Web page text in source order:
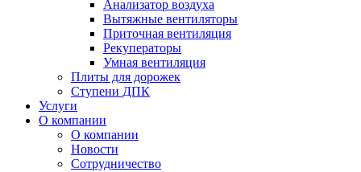
Анализатор воздуха
Вытяжные вентиляторы
Приточная вентиляция
Рекуператоры
Умная вентиляция
Плиты для дорожек
Ступени ДПК
Услуги
О компании
О компании
Новости
Сотрудничество